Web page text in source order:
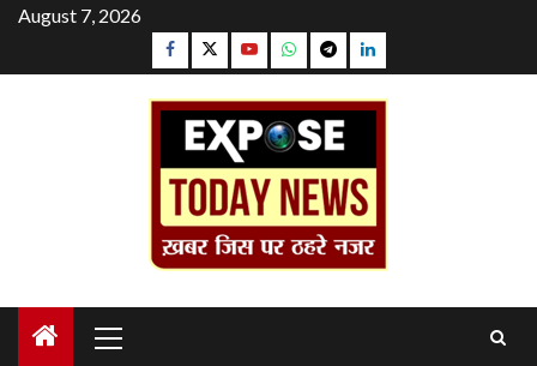
Skip
content
August 7, 2026
Facebook
TwitterYouTubeWhatsapp
TelegramLinkedin
Menu